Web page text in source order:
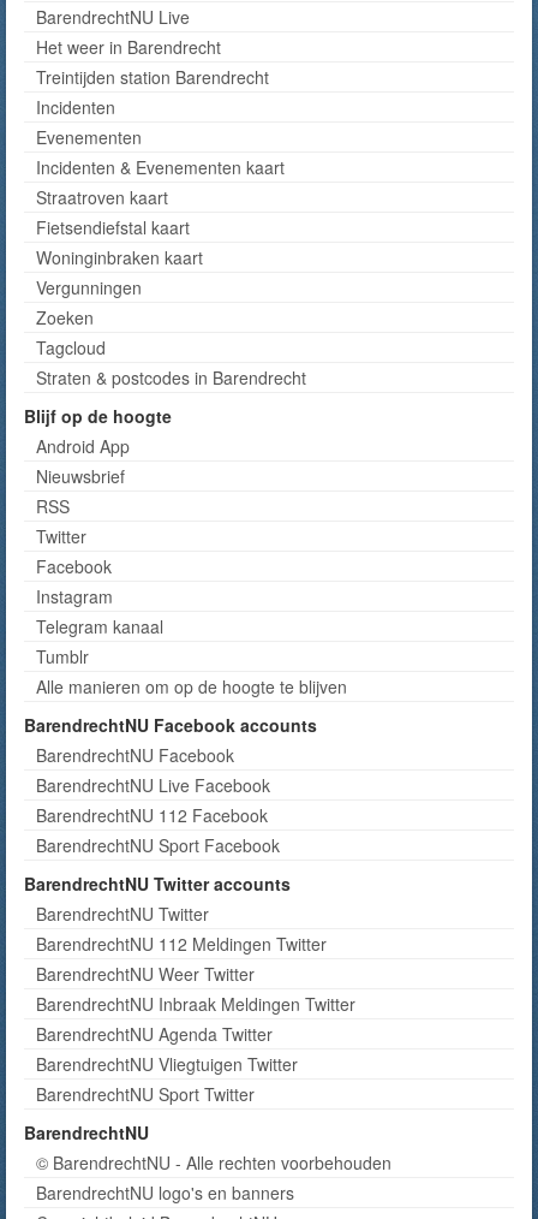
BarendrechtNU Live
Het weer in Barendrecht
Treintijden station Barendrecht
Incidenten
Evenementen
Incidenten & Evenementen kaart
Straatroven kaart
Fietsendiefstal kaart
Woninginbraken kaart
Vergunningen
Zoeken
Tagcloud
Straten & postcodes in Barendrecht
Blijf op de hoogte
Android App
Nieuwsbrief
RSS
Twitter
Facebook
Instagram
Telegram kanaal
Tumblr
Alle manieren om op de hoogte te blijven
BarendrechtNU Facebook accounts
BarendrechtNU Facebook
BarendrechtNU Live Facebook
BarendrechtNU 112 Facebook
BarendrechtNU Sport Facebook
BarendrechtNU Twitter accounts
BarendrechtNU Twitter
BarendrechtNU 112 Meldingen Twitter
BarendrechtNU Weer Twitter
BarendrechtNU Inbraak Meldingen Twitter
BarendrechtNU Agenda Twitter
BarendrechtNU Vliegtuigen Twitter
BarendrechtNU Sport Twitter
BarendrechtNU
© BarendrechtNU - Alle rechten voorbehouden
BarendrechtNU logo's en banners